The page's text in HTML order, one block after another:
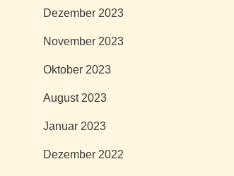
Dezember 2023
November 2023
Oktober 2023
August 2023
Januar 2023
Dezember 2022